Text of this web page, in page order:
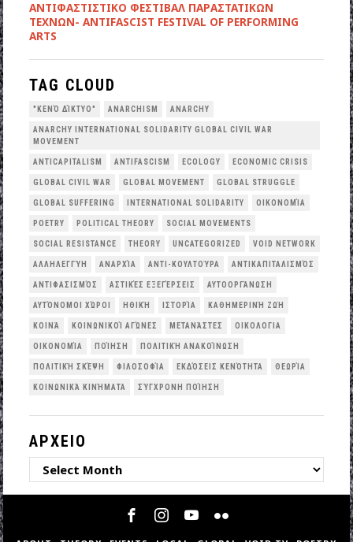
ANTIΦΑΣΤΙΣΤΙΚΟ ΦΕΣΤΙΒΑΛ ΠΑΡΑΣΤΑΤΙΚΩΝ
ΤΕΧΝΩΝ- ANTIFASCIST FESTIVAL OF PERFORMING
ARTS
TAG CLOUD
"ΚΕΝΌ ΔΊΚΤΥΟ" ANARCHISM ANARCHY
ANARCHY INTERNATIONAL SOLIDARITY GLOBAL CIVIL WAR
MOVEMENT
ANTICAPITALISM ANTIFASCISM ECOLOGY ECONOMIC CRISIS
GLOBAL CIVIL WAR GLOBAL MOVEMENT GLOBAL STRUGGLE
GLOBAL SUFFERING INTERNATIONAL SOLIDARITY OΙΚΟΝΟΜΊΑ
POETRY POLITICAL THEORY SOCIAL MOVEMENTS
SOCIAL RESISTANCE THEORY UNCATEGORIZED VOID NETWORK
ΑΛΛΗΛΕΓΓΎΗ ΑΝΑΡΧΊΑ ΑΝΤΙ-ΚΟΥΛΤΟΎΡΑ ΑΝΤΙΚΑΠΙΤΑΛΙΣΜΌΣ
ΑΝΤΙΦΑΣΙΣΜΌΣ ΑΣΤΙΚΈΣ ΕΞΕΓΈΡΣΕΙΣ ΑΥΤΟΟΡΓΆΝΩΣΗ
ΑΥΤΌΝΟΜΟΙ ΧΏΡΟΙ ΗΘΙΚΉ ΙΣΤΟΡΊΑ ΚΑΘΗΜΕΡΙΝΉ ΖΩΉ
ΚΟΙΝΆ ΚΟΙΝΩΝΙΚΟΊ ΑΓΏΝΕΣ ΜΕΤΑΝΆΣΤΕΣ ΟΙΚΟΛΟΓΙΑ
ΟΙΚΟΝΟΜΊΑ ΠΟΊΗΣΗ ΠΟΛΙΤΙΚΉ ΑΝΑΚΟΊΝΩΣΗ
ΠΟΛΙΤΙΚΉ ΣΚΈΨΗ ΦΙΛΟΣΟΦΊΑ ΕΚΔΌΣΕΙΣ ΚΕΝΌΤΗΤΑ ΘΕΩΡΊΑ
ΚΟΙΝΩΝΙΚΆ ΚΙΝΉΜΑΤΑ ΣΎΓΧΡΟΝΗ ΠΟΊΗΣΗ
ΑΡΧΕΙΟ
ΑΡΧΕΙΟ